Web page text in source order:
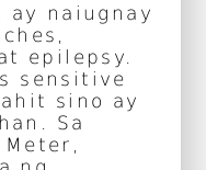
naiugnay
epilepsy.
sensitive
sino ay
Sa